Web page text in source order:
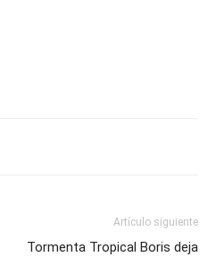
Artículo siguiente
Tormenta Tropical Boris deja